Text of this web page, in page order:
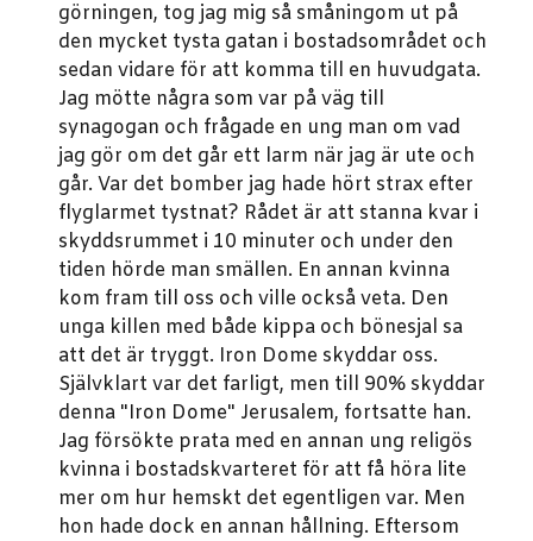
görningen, tog jag mig så småningom ut på
den mycket tysta gatan i bostadsområdet och
sedan vidare för att komma till en huvudgata.
Jag mötte några som var på väg till
synagogan och frågade en ung man om vad
jag gör om det går ett larm när jag är ute och
går. Var det bomber jag hade hört strax efter
flyglarmet tystnat? Rådet är att stanna kvar i
skyddsrummet i 10 minuter och under den
tiden hörde man smällen. En annan kvinna
kom fram till oss och ville också veta. Den
unga killen med både kippa och bönesjal sa
att det är tryggt. Iron Dome skyddar oss.
Självklart var det farligt, men till 90% skyddar
denna "Iron Dome" Jerusalem, fortsatte han.
Jag försökte prata med en annan ung religös
kvinna i bostadskvarteret för att få höra lite
mer om hur hemskt det egentligen var. Men
hon hade dock en annan hållning. Eftersom